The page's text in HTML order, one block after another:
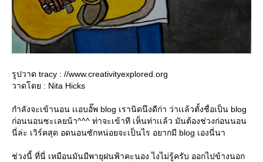
รูปวาด tracy : //www.creativityexplored.org
วาดโดย : Nita Hicks
กำลังจะเข้านอน เเอบอั๊พ blog เรานิดนึงดีก่า ว่าเเล้วตั้งชื่อเป็น blog
ก่อนนอนซะเลยน้า^^^ ท่าจะเข้าที เห็นท่าเเล้ว มันต้องช่วงก่อนนอน
นี่ล่ะ เวิร์คสุด อดนอนซักหน่อยจะเป็นไร อยากมี blog เองนี่นา
ช่วงนี้ ที่นี่ เหมือนมันมีพายุฝนฟ้าคะนอง ไงไม่รู้ครับ ออกไปข้างนอก